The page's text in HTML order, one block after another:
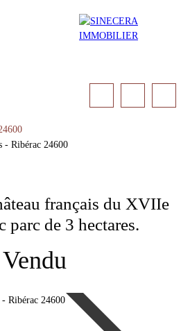
- Ribérac 24600
français du XVIIe
parc de 3 hectares.
Vendu